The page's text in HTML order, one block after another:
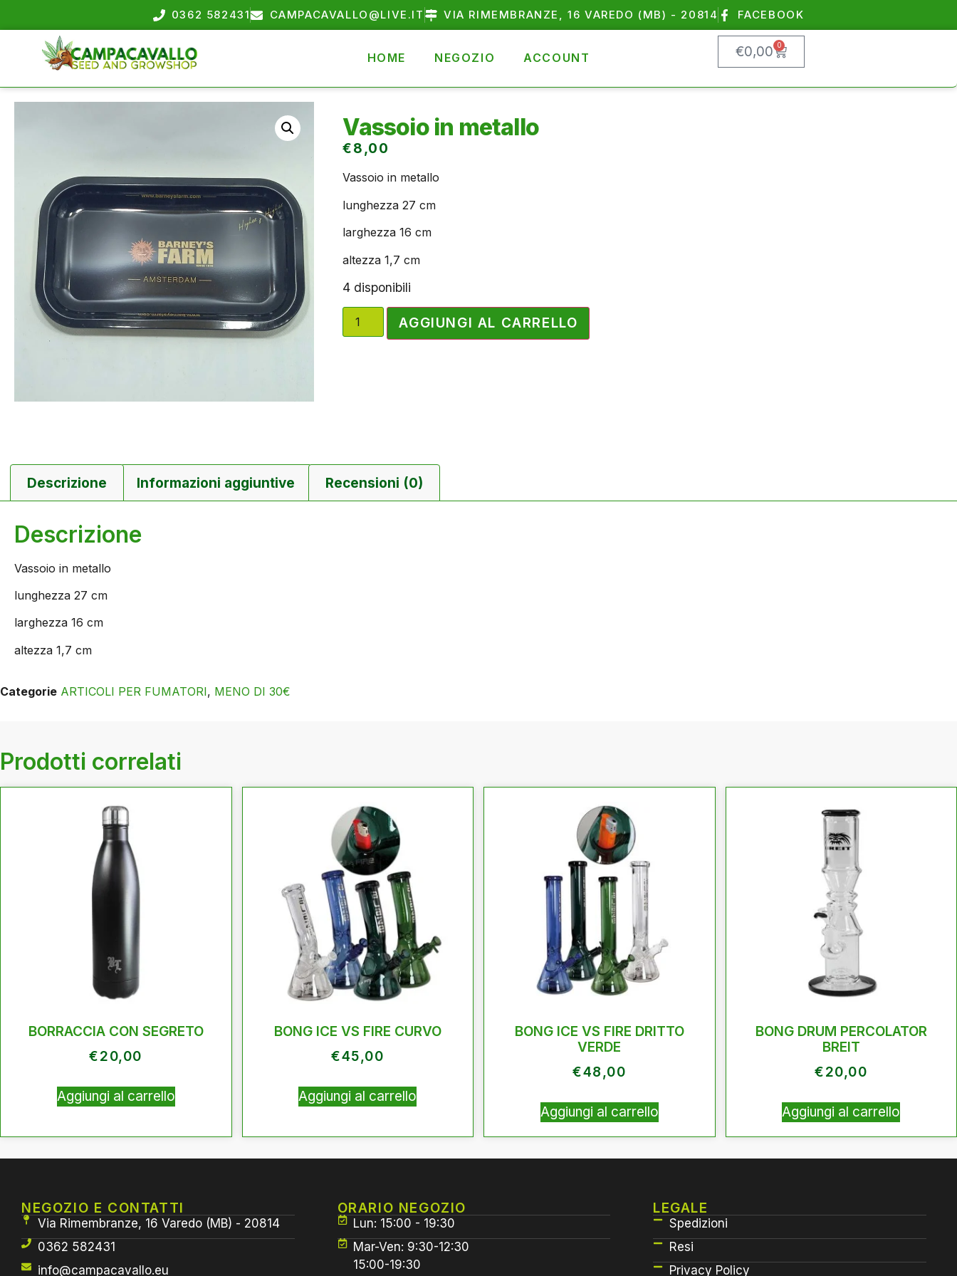
0362 582431 CAMPACAVALLO@LIVE.IT VIA RIMEMBRANZE, 16 VAREDO (MB) - 20814 FACEBOOK
HOME NEGOZIO ACCOUNT €0,00 0
Vassoio in metallo
€8,00
Vassoio in metallo
lunghezza 27 cm
larghezza 16 cm
altezza 1,7 cm
4 disponibili
AGGIUNGI AL CARRELLO
Descrizione Informazioni aggiuntive Recensioni (0)
Descrizione
Vassoio in metallo
lunghezza 27 cm
larghezza 16 cm
altezza 1,7 cm
Categorie ARTICOLI PER FUMATORI, MENO DI 30€
Prodotti correlati
BORRACCIA CON SEGRETO
€20,00
Aggiungi al carrello
BONG ICE VS FIRE CURVO
€45,00
Aggiungi al carrello
BONG ICE VS FIRE DRITTO
VERDE
€48,00
Aggiungi al carrello
BONG DRUM PERCOLATOR
BREIT
€20,00
Aggiungi al carrello
NEGOZIO E CONTATTI
Via Rimembranze, 16 Varedo (MB) - 20814
0362 582431
info@campacavallo.eu
ORARIO NEGOZIO
Lun: 15:00 - 19:30
Mar-Ven: 9:30-12:30
15:00-19:30
LEGALE
Spedizioni
Resi
Privacy Policy